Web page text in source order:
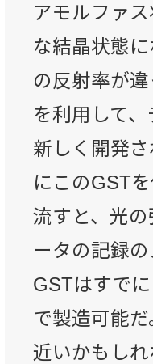
アモルファス
な結晶状態
の反射率が
を利用して、
新しく開発
にこのGST
流すと、光
ータの記録の
GSTはすで
で製造可能
近いかもしれ